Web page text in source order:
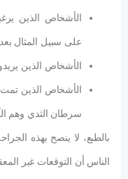
الأشخاص الذين
على سبيل المثال بعد
الأشخاص الذين
الأشخاص الذين تمت
سرطان الثدي وهم
بالطبع، لا ينصح بهذه
الناس أن التوقعات غير